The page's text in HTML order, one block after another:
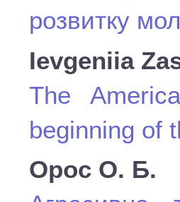
розвитку
Ievgeniia
The
beginning of
Орос О. Б.